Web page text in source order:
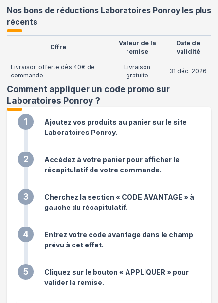
Nos bons de réductions Laboratoires Ponroy les plus
récents
Offre
Valeur de la
remise
Date de
validité
Livraison offerte dès 40€ de
commande
Livraison
gratuite
31 déc. 2026
Comment appliquer un code promo sur
Laboratoires Ponroy ?
1
Ajoutez vos produits au panier sur le site
Laboratoires Ponroy.
2
Accédez à votre panier pour afficher le
récapitulatif de votre commande.
3
Cherchez la section « CODE AVANTAGE » à
gauche du récapitulatif.
4
Entrez votre code avantage dans le champ
prévu à cet effet.
5
Cliquez sur le bouton « APPLIQUER » pour
valider la remise.